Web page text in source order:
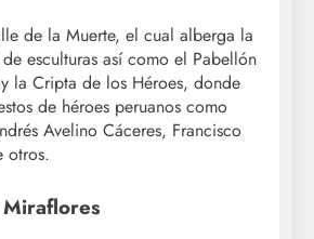
de la Muerte, el cual alberga la
esculturas así como el Pabellón
la Cripta de los Héroes, donde
de héroes peruanos como
Avelino Cáceres, Francisco
otros.